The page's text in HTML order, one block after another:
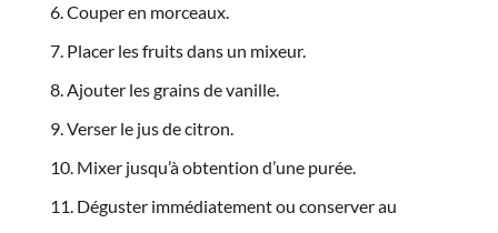
Couper en morceaux.
Placer les fruits dans un mixeur.
Ajouter les grains de vanille.
Verser le jus de citron.
Mixer jusqu’à obtention d’une purée.
Déguster immédiatement ou conserver au